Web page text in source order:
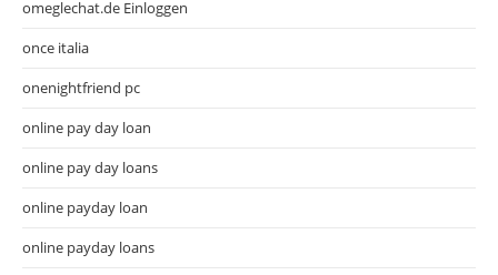
omeglechat.de Einloggen
once italia
onenightfriend pc
online pay day loan
online pay day loans
online payday loan
online payday loans